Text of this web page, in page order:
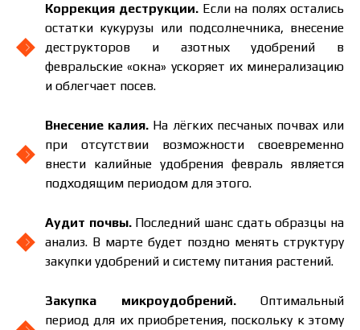
Коррекция деструкции.Если на полях остались
остатки кукурузы или подсолнечника, внесение
деструкторов и азотных удобрений в
февральские «окна» ускоряет их минерализацию
и облегчает посев.
Внесение калия. На лёгких песчаных почвах или
при отсутствии возможности своевременно
внести калийные удобрения февраль является
подходящим периодом для этого.
Аудит почвы.Последний шанс сдать образцы на
анализ. В марте будет поздно менять структуру
закупки удобрений и систему питания растений.
Закупка микроудобрений.Оптимальный
период для их приобретения, поскольку к этому